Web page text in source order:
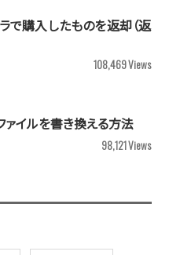
で購入したものを返却（返
108,469Views
イルを書き換える方法
98,121Views